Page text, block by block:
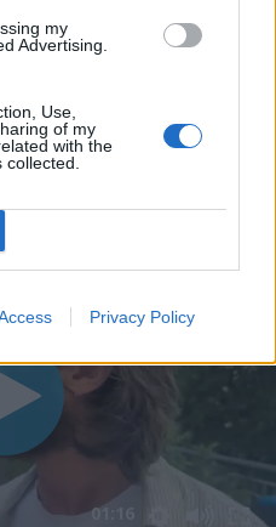
my
Advertising.
Use,
of my
with the
Privacy Policy
01:16